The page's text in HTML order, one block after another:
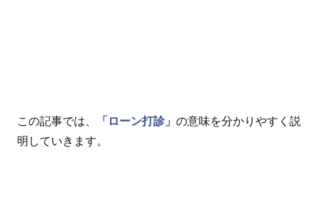
この記事では、 「ローン打診」 の意味を分かりやすく説
明していきます。